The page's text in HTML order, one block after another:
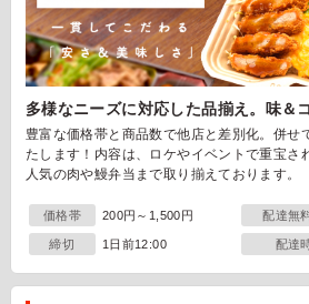
多様なニーズに対応した品揃え。味＆
豊富な価格帯と商品数で他店と差別化。併せ
たします！内容は、ロケやイベントで重宝さ
人気の肉や鰻弁当まで取り揃えております。
価格帯 200円～1,500円 配達無
締切 1日前12:00 配達